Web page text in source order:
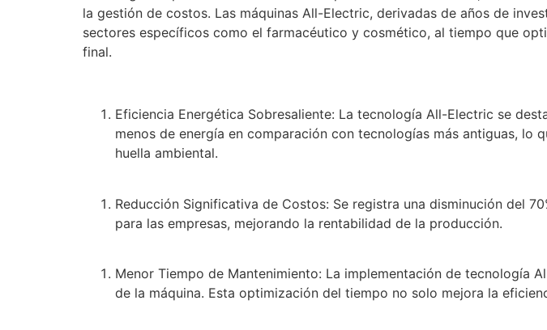
la gestión de costos. Las máquinas All-Electric, derivadas de años de
sectores específicos como el farmacéutico y cosmético, al tiempo que
final.
Eficiencia Energética Sobresaliente: La tecnología All-Electric se
menos de energía en comparación con tecnologías más antiguas,
huella ambiental.
Reducción Significativa de Costos: Se registra una disminución del
para las empresas, mejorando la rentabilidad de la producción.
Menor Tiempo de Mantenimiento: La implementación de tecnología
de la máquina. Esta optimización del tiempo no solo mejora la